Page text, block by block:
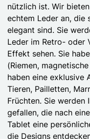
nützlich ist. Wir
echtem Leder an, die
elegant sind. Sie
Leder im Retro- oder
Effekt sehen. Sie
(Riemen,
haben eine exklusive
Tieren, Pailletten,
Früchten. Sie werden
gefallen, die nach
Tablet eine
die Designs